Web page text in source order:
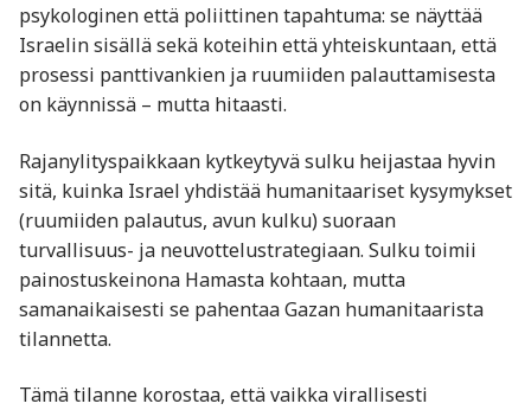
psykologinen että poliittinen tapahtuma: se näyttää
Israelin sisällä sekä koteihin että yhteiskuntaan, että
prosessi panttivankien ja ruumiiden palauttamisesta
on käynnissä – mutta hitaasti.
Rajanylityspaikkaan kytkeytyvä sulku heijastaa hyvin
sitä, kuinka Israel yhdistää humanitaariset kysymykset
(ruumiiden palautus, avun kulku) suoraan
turvallisuus- ja neuvottelustrategiaan. Sulku toimii
painostuskeinona Hamasta kohtaan, mutta
samanaikaisesti se pahentaa Gazan humanitaarista
tilannetta.
Tämä tilanne korostaa, että vaikka virallisesti